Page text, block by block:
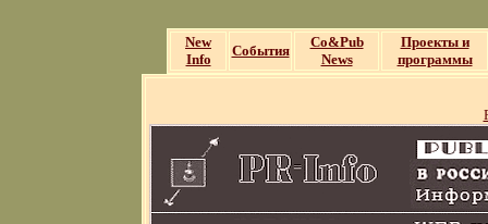
New
Info
События
Со&Pub
News
Проекты и
программы